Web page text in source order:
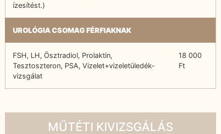
ízesítést.)
UROLÓGIA CSOMAG FÉRFIAKNAK
FSH, LH, Ösztradiol, Prolaktin,
Tesztoszteron, PSA, Vizelet+vizeletüledék-
vizsgálat
18 000
Ft
MŰTÉTI KIVIZSGÁLÁS